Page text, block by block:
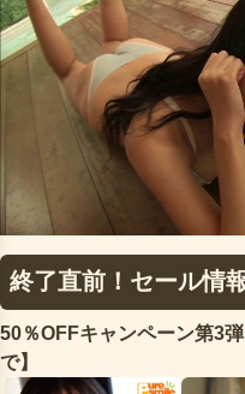
終了直前！セール情
50％OFFキャンペーン第3
で】